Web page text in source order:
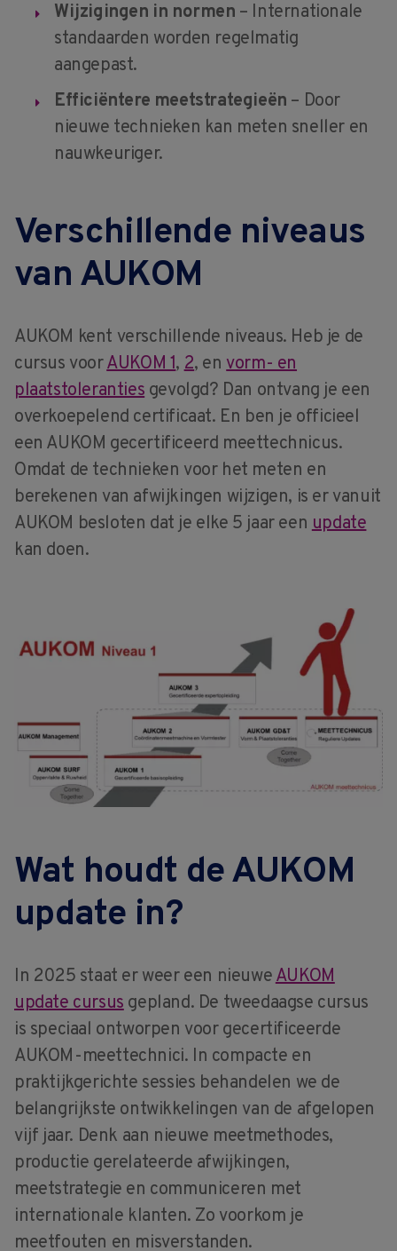
Wijzigingen in normen – Internationale
standaarden worden regelmatig
aangepast.
Efficiëntere meetstrategieën – Door
nieuwe technieken kan meten sneller en
nauwkeuriger.
Verschillende niveaus
van AUKOM
AUKOM kent verschillende niveaus. Heb je de
cursus voorAUKOM 1,2, envorm- en
plaatstolerantiesgevolgd? Dan ontvang je een
overkoepelend certificaat. En ben je officieel
een AUKOM gecertificeerd meettechnicus.
Omdat de technieken voor het meten en
berekenen van afwijkingen wijzigen, is er vanuit
AUKOM besloten dat je elke 5 jaar een update
kan doen.
Wat houdt de AUKOM
update in?
In 2025 staat er weer een nieuweAUKOM
update cursusgepland. De tweedaagse cursus
is speciaal ontworpen voor gecertificeerde
AUKOM-meettechnici. In compacte en
praktijkgerichte sessies behandelen we de
belangrijkste ontwikkelingen van de afgelopen
vijf jaar. Denk aan nieuwe meetmethodes,
productie gerelateerde afwijkingen,
meetstrategie en communiceren met
internationale klanten. Zo voorkom je
meetfouten en misverstanden.